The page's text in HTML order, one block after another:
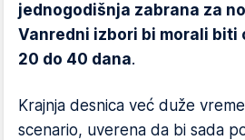
jednogodišnja zabrana za
Vanredni izbori bi morali biti
20 do 40 dana.
Krajnja desnica već duže
scenario, uverena da bi sada